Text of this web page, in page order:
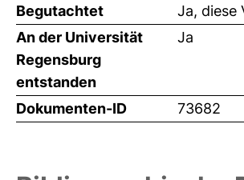
Begutachtet
Ja, diese
An der Universität
Regensburg
entstanden
Ja
Dokumenten-ID 73682